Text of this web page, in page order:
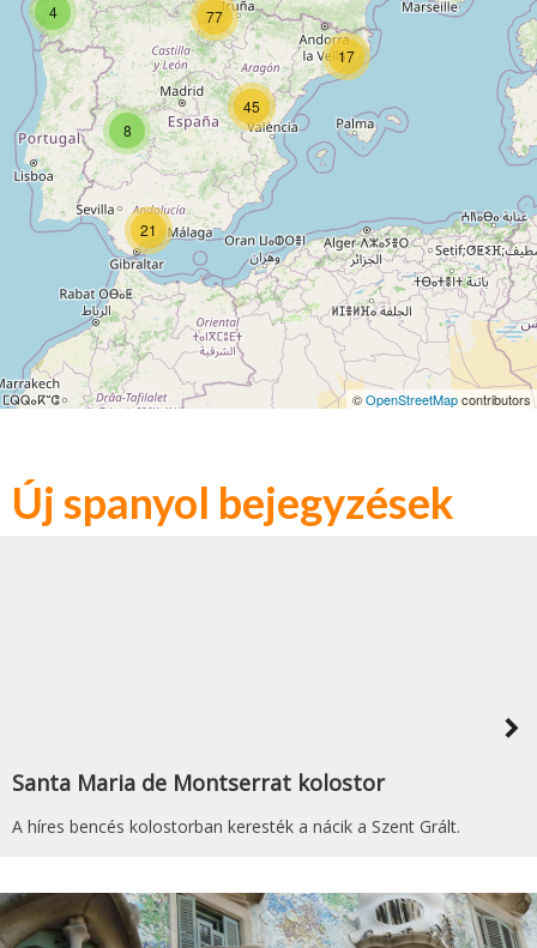
8
21
4
17
77
45
©OpenStreetMapcontributors
Új spanyol bejegyzések
navigate_next
Santa Maria de Montserrat kolostor
A híres bencés kolostorban keresték a nácik a Szent Grált.